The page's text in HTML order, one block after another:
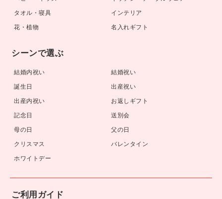
タオル・寝具
インテリア
花・植物
名入れギフト
シーンで選ぶ
結婚内祝い
結婚祝い
誕生日
出産祝い
出産内祝い
お返しギフト
記念日
送別会
母の日
父の日
クリスマス
バレンタイン
ホワイトデー
ご利用ガイド